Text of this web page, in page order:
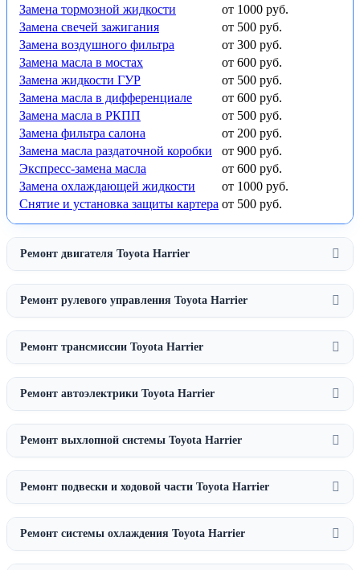
Замена тормозной жидкости
от 1000 руб.
Замена свечей зажигания
от 500 руб.
Замена воздушного фильтра
от 300 руб.
Замена масла в мостах
от 600 руб.
Замена жидкости ГУР
от 500 руб.
Замена масла в дифференциале
от 600 руб.
Замена масла в РКПП
от 500 руб.
Замена фильтра салона
от 200 руб.
Замена масла раздаточной коробки
от 900 руб.
Экспресс-замена масла
от 600 руб.
Замена охлаждающей жидкости
от 1000 руб.
Снятие и установка защиты картера от 500 руб.
Ремонт двигателя Toyota Harrier
Ремонт рулевого управления Toyota Harrier
Ремонт трансмиссии Toyota Harrier
Ремонт автоэлектрики Toyota Harrier
Ремонт выхлопной системы Toyota Harrier
Ремонт подвески и ходовой части Toyota Harrier
Ремонт системы охлаждения Toyota Harrier